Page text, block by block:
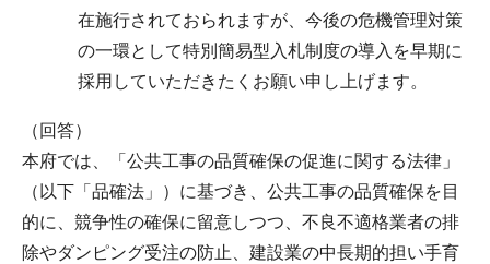
在施行されておられますが、今後の危機管理対策
の一環として特別簡易型入札制度の導入を早期に
採用していただきたくお願い申し上げます。
（回答）
本府では、「公共工事の品質確保の促進に関する法律」
（以下「品確法」）に基づき、公共工事の品質確保を目
的に、競争性の確保に留意しつつ、不良不適格業者の排
除やダンピング受注の防止、建設業の中長期的担い手育